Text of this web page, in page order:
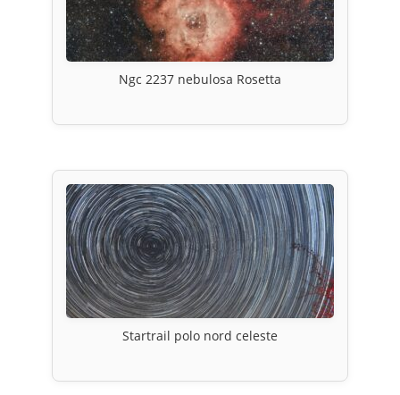
Ngc 2237 nebulosa Rosetta
Startrail polo nord celeste